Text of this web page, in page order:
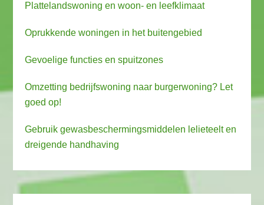
Plattelandswoning en woon- en leefklimaat
Oprukkende woningen in het buitengebied
Gevoelige functies en spuitzones
Omzetting bedrijfswoning naar burgerwoning? Let
goed op!
Gebruik gewasbeschermingsmiddelen lelieteelt en
dreigende handhaving